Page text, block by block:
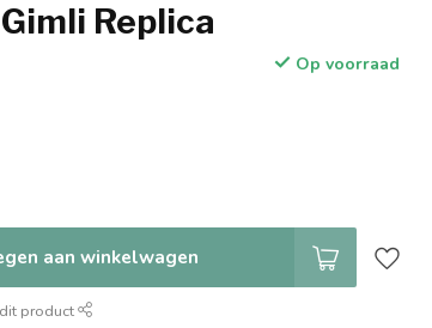
Replica
Op voorraad
aan winkelwagen
product